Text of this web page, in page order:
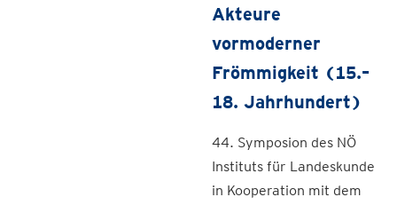
Akteure
vormoderner
Frömmigkeit (15.–
18. Jahrhundert)
44. Symposion des NÖ
Instituts für Landeskunde
in Kooperation mit dem